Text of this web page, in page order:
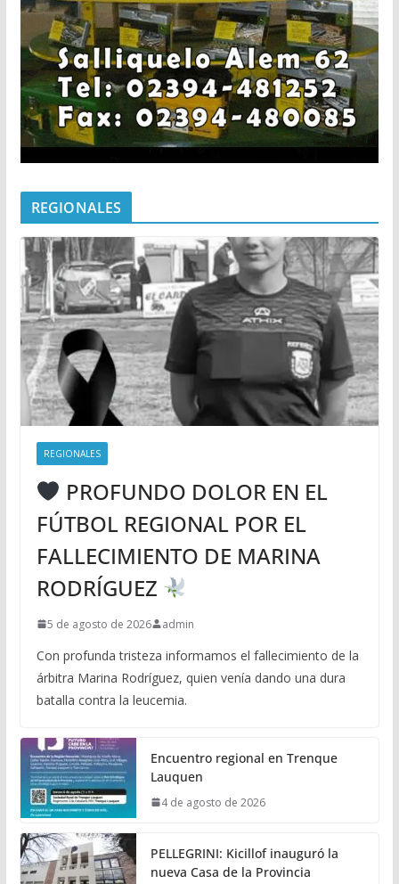
REGIONALES
REGIONALES
PROFUNDO DOLOR EN EL
FÚTBOL REGIONAL POR EL
FALLECIMIENTO DE MARINA
RODRÍGUEZ
5 de agosto de 2026 admin
Con profunda tristeza informamos el fallecimiento de la
árbitra Marina Rodríguez, quien venía dando una dura
batalla contra la leucemia.
Encuentro regional en Trenque
Lauquen
4 de agosto de 2026
PELLEGRINI: Kicillof inauguró la
nueva Casa de la Provincia